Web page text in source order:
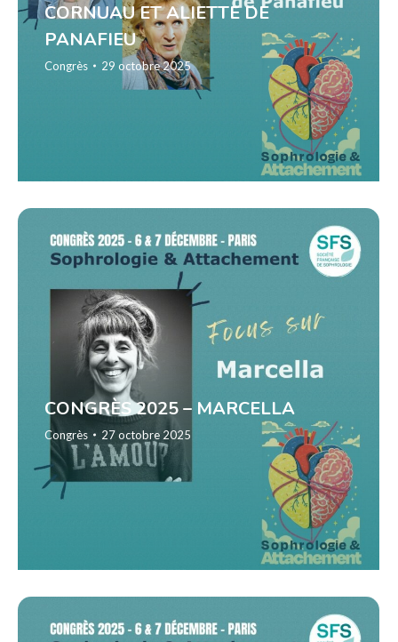
CORNUAU ET ALIETTE DE
PANAFIEU
Congrès 29 octobre 2025
CONGRÈS 2025 – MARCELLA
Congrès 27 octobre 2025